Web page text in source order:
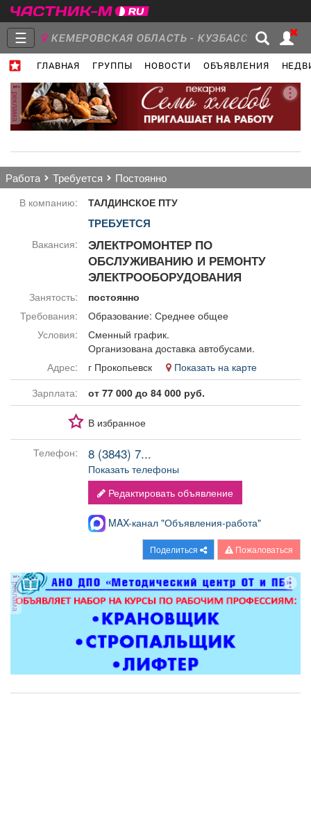
☰ КЕМЕРОВСКАЯ ОБЛАСТЬ - КУЗБАСС
ГЛАВНАЯ ГРУППЫ НОВОСТИ ОБЪЯВЛЕНИЯ
Главная
Группы Новости
Работа Транспорт
Афиша Обучение Проекты
Товары Поздравления
Я - пенсионер
реклама
работа требуется постоянно
В компанию: ТАЛДИНСКОЕ ПТУ
ТРЕБУЕТСЯ
Вакансия:
ЭЛЕКТРОМОНТЕР ПО
ОБСЛУЖИВАНИЮ И РЕМОНТУ
ЭЛЕКТРООБОРУДОВАНИЯ
Занятость:
постоянно
Требования:
Образование: Среднее общее
Условия:
Сменный график.
Организована доставка автобусами.
Адрес:
г Прокопьевск
Показать на карте
Зарплата:
от 77 000 до 84 000 руб.
В избранное
Телефон: 8 (3843) 7...
Показать телефоны
Редактировать объявление
MAX-канал "Объявления-работа"
Поделиться Пожаловаться
реклама